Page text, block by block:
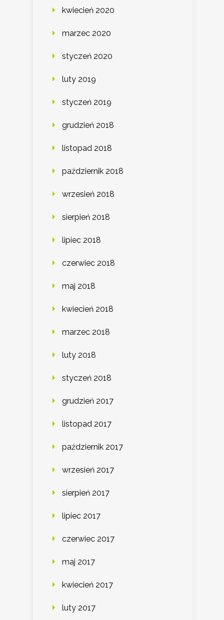
kwiecień 2020
marzec 2020
styczeń 2020
luty 2019
styczeń 2019
grudzień 2018
listopad 2018
październik 2018
wrzesień 2018
sierpień 2018
lipiec 2018
czerwiec 2018
maj 2018
kwiecień 2018
marzec 2018
luty 2018
styczeń 2018
grudzień 2017
listopad 2017
październik 2017
wrzesień 2017
sierpień 2017
lipiec 2017
czerwiec 2017
maj 2017
kwiecień 2017
luty 2017